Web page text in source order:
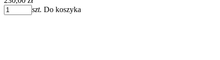
szt. Do koszyka